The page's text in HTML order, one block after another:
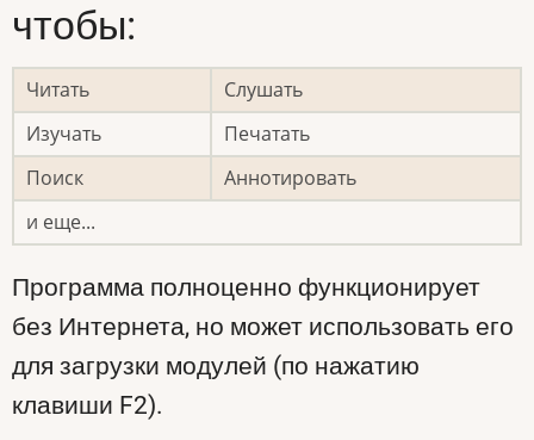
чтобы:
Читать
Слушать
Изучать
Печатать
Поиск
Аннотировать
и еще...
Программа полноценно функционирует
без Интернета, но может использовать его
для загрузки модулей (по нажатию
клавиши F2).